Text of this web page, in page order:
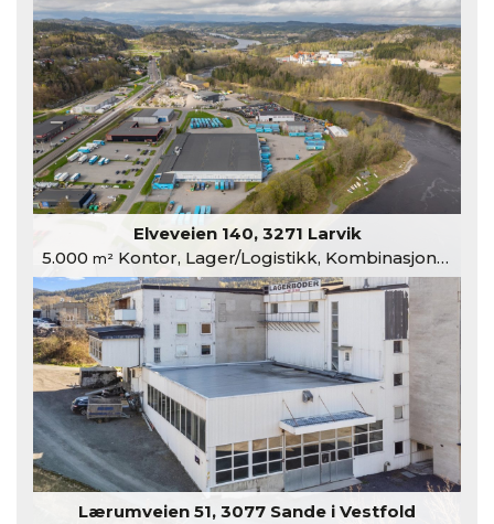
Elveveien 140, 3271 Larvik
5.000 m²Kontor, Lager/Logistikk, Kombinasjonslokaler
Lærumveien 51, 3077 Sande i Vestfold